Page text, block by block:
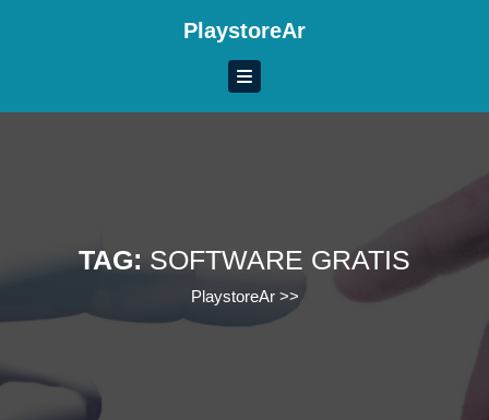
PlaystoreAr
TAG: SOFTWARE GRATIS
PlaystoreAr>>